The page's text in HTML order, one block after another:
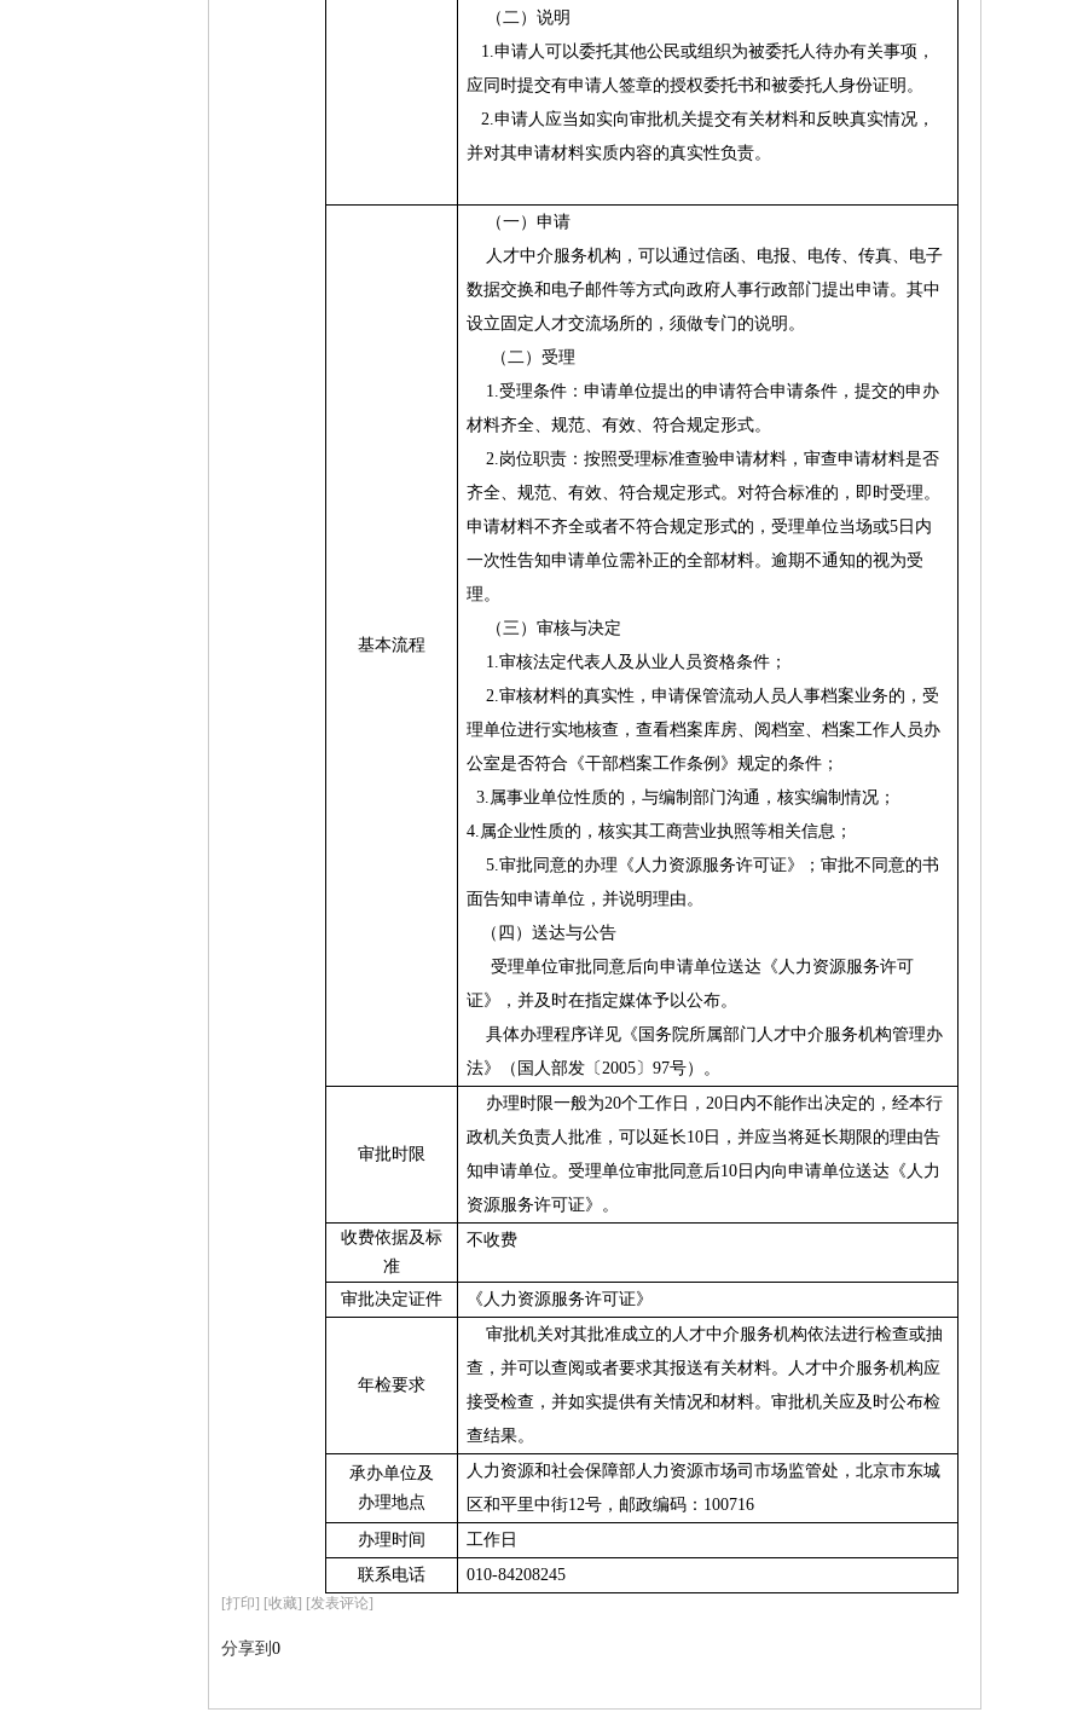
（二）说明
1.申请人可以委托其他公民或组织为被委托人待办有关事项，
应同时提交有申请人签章的授权委托书和被委托人身份证明。
2.申请人应当如实向审批机关提交有关材料和反映真实情况，
并对其申请材料实质内容的真实性负责。
基本流程
（一）申请
人才中介服务机构，可以通过信函、电报、电传、传真、电子
数据交换和电子邮件等方式向政府人事行政部门提出申请。其中
设立固定人才交流场所的，须做专门的说明。
（二）受理
1.受理条件：申请单位提出的申请符合申请条件，提交的申办
材料齐全、规范、有效、符合规定形式。
2.岗位职责：按照受理标准查验申请材料，审查申请材料是否
齐全、规范、有效、符合规定形式。对符合标准的，即时受理。
申请材料不齐全或者不符合规定形式的，受理单位当场或5日内
一次性告知申请单位需补正的全部材料。逾期不通知的视为受
理。
（三）审核与决定
1.审核法定代表人及从业人员资格条件；
2.审核材料的真实性，申请保管流动人员人事档案业务的，受
理单位进行实地核查，查看档案库房、阅档室、档案工作人员办
公室是否符合《干部档案工作条例》规定的条件；
3. 属事业单位性质的，与编制部门沟通，核实编制情况；
4. 属企业性质的，核实其工商营业执照等相关信息；
5.审批同意的办理《人力资源服务许可证》；审批不同意的书
面告知申请单位，并说明理由。
（四）送达与公告
受理单位审批同意后向申请单位送达《人力资源服务许可
证》，并及时在指定媒体予以公布。
具体办理程序详见《国务院所属部门人才中介服务机构管理办
法》（国人部发〔 2005〕 97号）。
审批时限
办理时限一般为20个工作日， 20日内不能作出决定的，经本行
政机关负责人批准，可以延长10日，并应当将延长期限的理由告
知申请单位。受理单位审批同意后10日内向申请单位送达《人力
资源服务许可证》。
收费依据及标
准
不收费
审批决定证件 《人力资源服务许可证》
年检要求
审批机关对其批准成立的人才中介服务机构依法进行检查或抽
查，并可以查阅或者要求其报送有关材料。人才中介服务机构应
接受检查，并如实提供有关情况和材料。审批机关应及时公布检
查结果。
承办单位及
办理地点
人力资源和社会保障部人力资源市场司市场监管处，北京市东城
区和平里中街12号，邮政编码： 100716
办理时间
工作日
联系电话
010-84208245
[打印] [收藏] [发表评论]
分享到 0